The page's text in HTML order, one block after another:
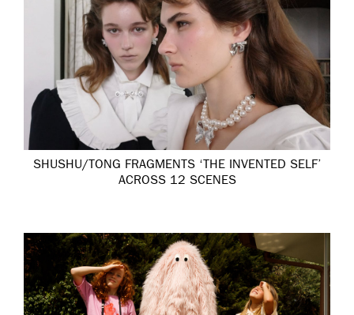
SHUSHU/TONG FRAGMENTS ‘THE INVENTED SELF’
ACROSS 12 SCENES